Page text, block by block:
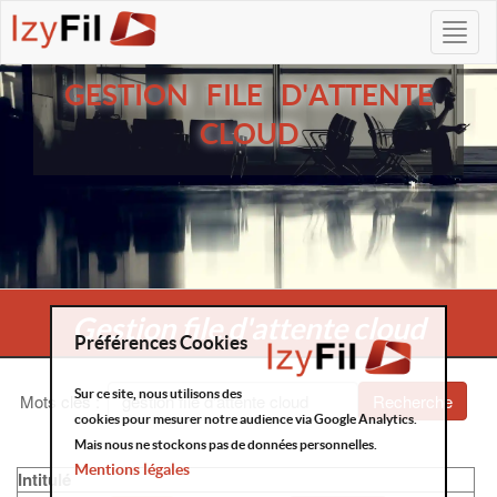
GESTION FILE D'ATTENTE
CLOUD
Gestion file d'attente cloud
Mots clés: Recherche
Intitulé
Préférences Cookies
Sur ce site, nous utilisons des
cookies pour mesurer notre audience via Google Analytics.
Mais nous ne stockons pas de données personnelles.
Mentions légales